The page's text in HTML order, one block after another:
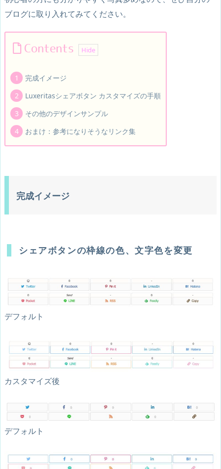
ブログに取り入れてみてください。
Contents
完成イメージ
Luxeritasシェアボタン カスタマイズの手順
その他のデザインサンプル
おまけ：参考になりそうなリンク集
完成イメージ
シェアボタンの枠線の色、文字色を変更
デフォルト
カスタマイズ後
デフォルト